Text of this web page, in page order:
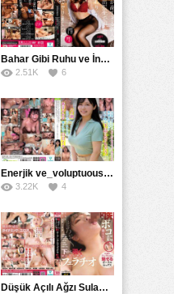
Bahar Gibi Ruhu ve İncelikle Doldurmak
2.51K 6
Enerjik ve_voluptuous Üniversite Kızının H Kupa Büyüklüğündeki Göğüsleri ve Çılgın Orgazmı
3.22K 4
Düşük Açılı Ağzı Sulama Teknikleri ve AGMX İlişkisi